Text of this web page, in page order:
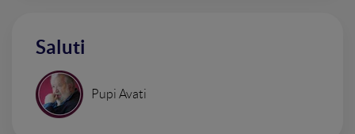
Saluti
Pupi Avati